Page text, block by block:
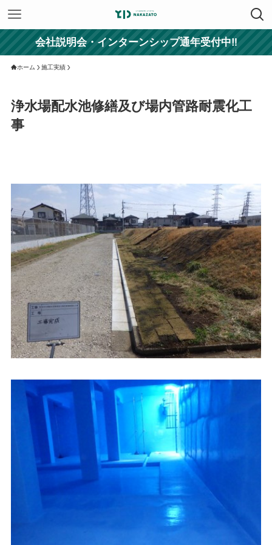
会社説明会・インターンシップ通年受付中‼
ホーム 施工実績
浄水場配水池修繕及び場内管路耐震化工
事